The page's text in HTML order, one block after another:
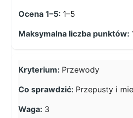
1–5
Przewody
Przepusty i
3